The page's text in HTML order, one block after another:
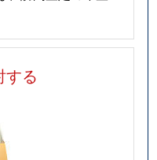
する